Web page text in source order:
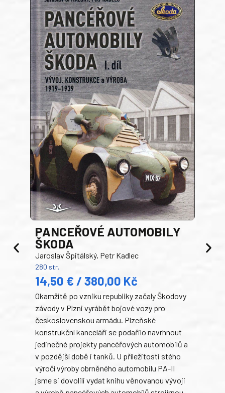
PANCEŘOVÉ AUTOMOBILY
ŠKODA
Jaroslav Špitálský, Petr Kadlec
280 str.
14,50 € / 380,00 Kč
Okamžitě po vzniku republiky začaly Škodovy
závody v Plzni vyrábět bojové vozy pro
československou armádu. Plzeňské
konstrukční kanceláři se podařilo navrhnout
jedinečné projekty pancéřových automobilů a
v pozdější době i tanků. U příležitosti stého
výročí výroby obrněného automobilu PA-II
jsme si dovolili vydat knihu věnovanou vývoji